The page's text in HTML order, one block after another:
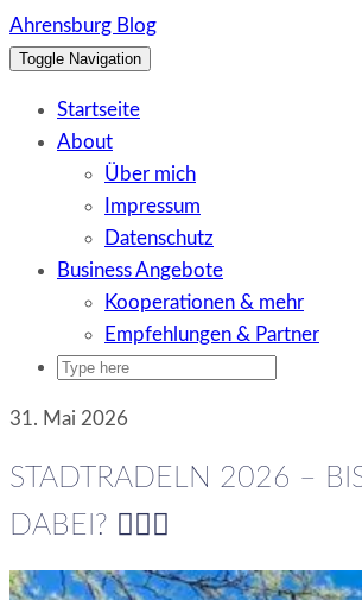
Skip
to
Ahrensburg Blog
Toggle Navigation
Startseite
About
Über mich
Impressum
Datenschutz
Business Angebote
Kooperationen & mehr
Empfehlungen & Partner
31. Mai 2026
STADTRADELN 2026 –
DABEI? 🚴🏻‍♀️